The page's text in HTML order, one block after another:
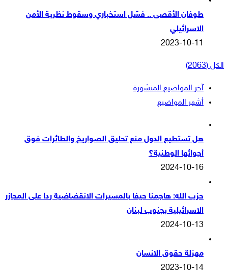
طوفان الأقصى .. فشل استخباري وسقوط نظرية الأمن
الاسرائيلي
2023-10-11
الكل (2063)
آخر المواضيع المنشورة
أشهر المواضيع
هل تستطيع الدول منع تحليق الصواريخ والطائرات فوق
أجوائها الوطنية؟
2024-10-16
حزب الله: هاجمنا حيفا بالمسيرات الانقضاضية ردا على المجازر
الاسرائيلية بجنوب لبنان
2024-10-13
مهزلة حقوق الانسان
2023-10-14